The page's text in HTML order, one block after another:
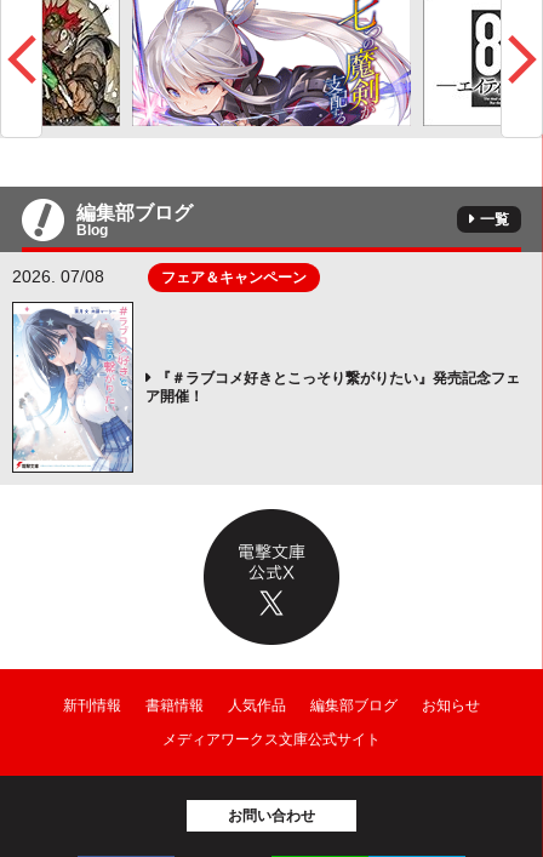
編集部ブログ
Blog
一覧
2026. 07/08 フェア＆キャンペーン
『＃ラブコメ好きとこっそり繋がりたい』発売記念フェ
ア開催！
新刊情報 書籍情報 人気作品 編集部ブログ
お知らせ
メディアワークス文庫公式サイト
お問い合わせ